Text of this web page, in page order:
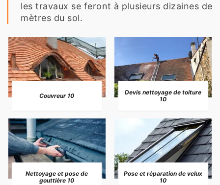
les travaux se feront à plusieurs dizaines de
mètres du sol.
Couvreur 10
Devis nettoyage de toiture
10
Nettoyage et pose de
gouttière 10
Pose et réparation de velux
10